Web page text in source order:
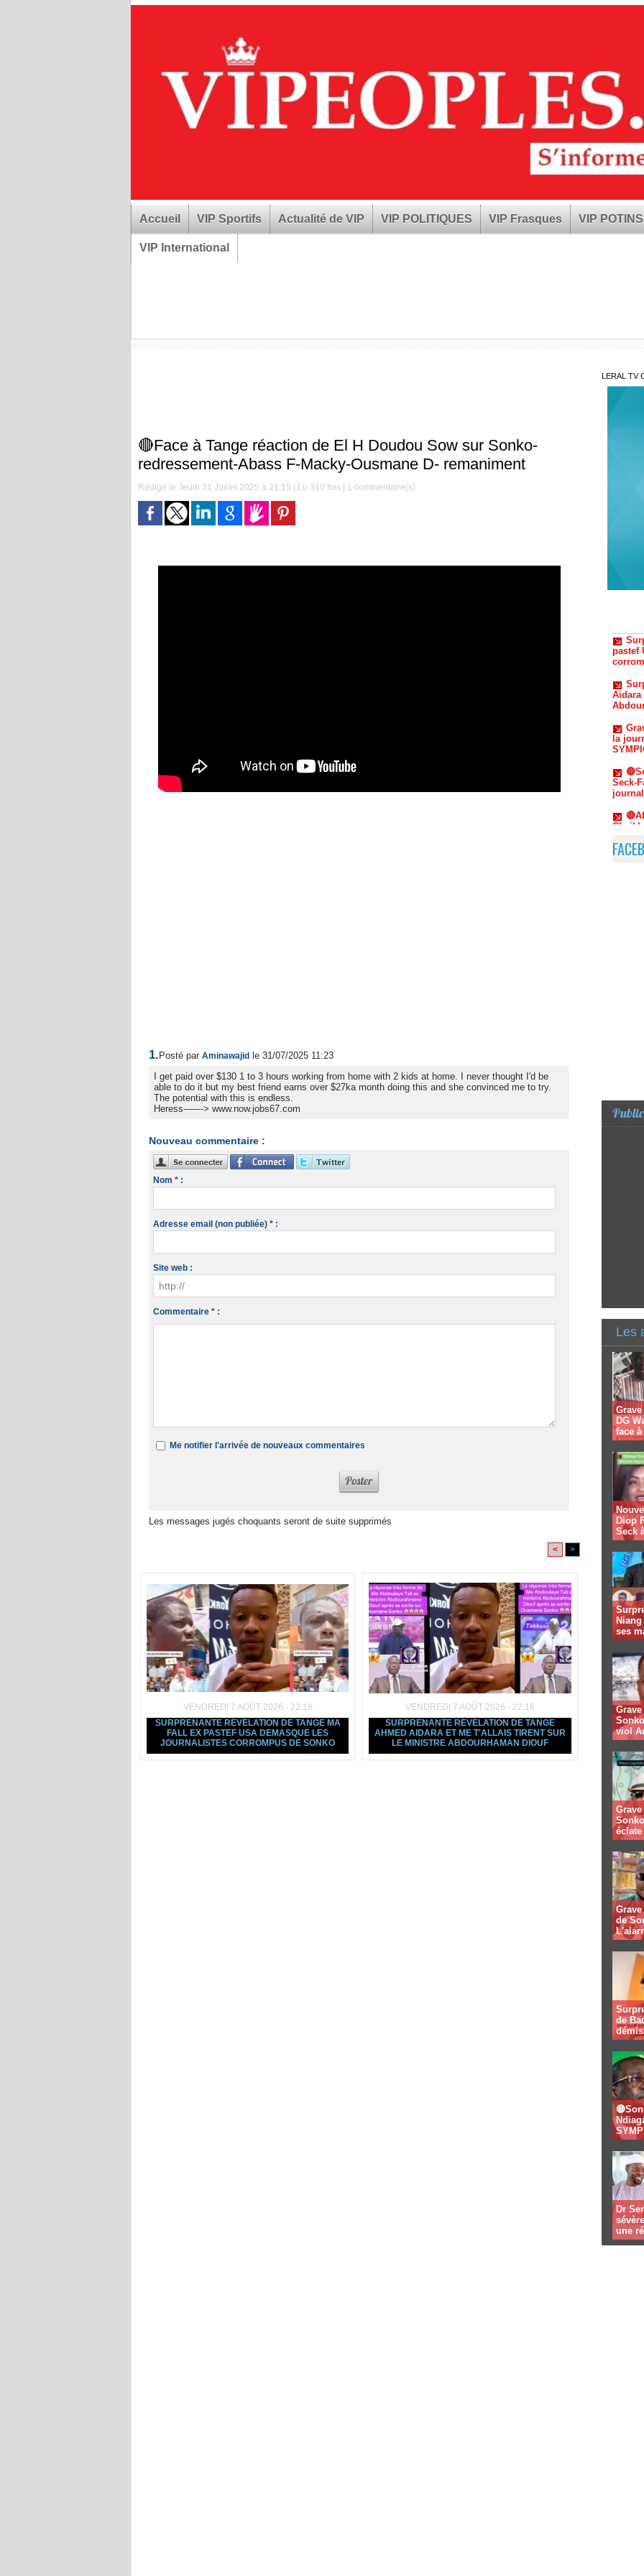
Accueil VIP Sportifs Actualité de VIP VIP POLITIQUES VIP Frasques VIP POTINS
VIP International
🔴Face à Tange réaction de El H Doudou Sow sur Sonko-
redressement-Abass F-Macky-Ousmane D- remaniment
Rédigé le Jeudi 31 Juillet 2025 à 21:15 | Lu 310 fois | 1 commentaire(s)
1. Posté par Aminawajid
le 31/07/2025 11:23
I get paid over $130 1 to 3 hours working from home with 2 kids at home. I never thought I'd be
able to do it but my best friend earns over $27ka month doing this and she convinced me to try.
The potential with this is endless.
Heress-------> www.now.jobs67.com
Nouveau commentaire :
Nom * :
Adresse email (non publiée) * :
Site web :
Commentaire * :
Me notifier l'arrivée de nouveaux commentaires
Les messages jugés choquants seront de suite supprimés
< >
VENDREDI 7 AOÛT 2026 - 22:18
SURPRENANTE RÉVÉLATION DE TANGE MA
FALL EX PASTEF USA DEMASQUE LES
JOURNALISTES CORROMPUS DE SONKO
VENDREDI 7 AOÛT 2026 - 22:16
SURPRENANTE RÉVÉLATION DE TANGE
AHMED AIDARA ET ME T'ALLAIS TIRENT SUR
LE MINISTRE ABDOURHAMAN DIOUF
LERAL TV
la
Seck-
Les
DG
face
Diop
Seck
ses
viol
de
de
Dr
une